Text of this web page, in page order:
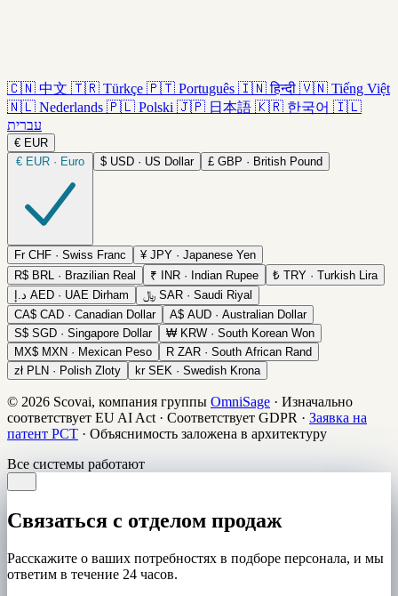
🇨🇳 中文 🇹🇷 Türkçe 🇵🇹 Português 🇮🇳 हिन्दी 🇻🇳 Tiếng Việt
🇳🇱 Nederlands 🇵🇱 Polski 🇯🇵 日本語 🇰🇷 한국어 🇮🇱
עברית
€ EUR
€ EUR · Euro $ USD · US Dollar £ GBP · British Pound
Fr CHF · Swiss Franc ¥ JPY · Japanese Yen
R$ BRL · Brazilian Real ₹ INR · Indian Rupee ₺ TRY · Turkish Lira
د.إ AED · UAE Dirham ﷼ SAR · Saudi Riyal
CA$ CAD · Canadian Dollar A$ AUD · Australian Dollar
S$ SGD · Singapore Dollar ₩ KRW · South Korean Won
MX$ MXN · Mexican Peso R ZAR · South African Rand
zł PLN · Polish Zloty kr SEK · Swedish Krona
© 2026 Scovai, компания группы OmniSage · Изначально
соответствует EU AI Act · Соответствует GDPR · Заявка на
патент PCT · Объяснимость заложена в архитектуру
Все системы работают
Связаться с отделом продаж
Расскажите о ваших потребностях в подборе персонала, и мы
ответим в течение 24 часов.